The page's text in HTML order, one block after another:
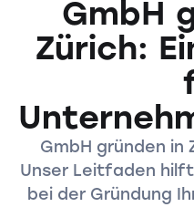
GmbH
Zürich:
GmbH gründen
Unser Leitfaden
bei der Gründung